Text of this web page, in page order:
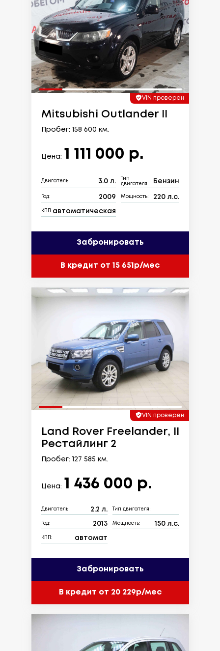
VIN проверен
Mitsubishi Outlander II
Пробег: 158 600 км.
Цена: 1 111 000 р.
Двигатель: 3.0 л.
Тип
двигателя:
Бензин
Год: 2009 Мощность: 220 л.с.
КПП: автоматическая
Забронировать
В кредит от 15 651р/мес
VIN проверен
Land Rover Freelander, II
Рестайлинг 2
Пробег: 127 585 км.
Цена: 1 436 000 р.
Двигатель: 2.2 л. Тип двигателя:
Год: 2013 Мощность: 150 л.с.
КПП: автомат
Забронировать
В кредит от 20 229р/мес